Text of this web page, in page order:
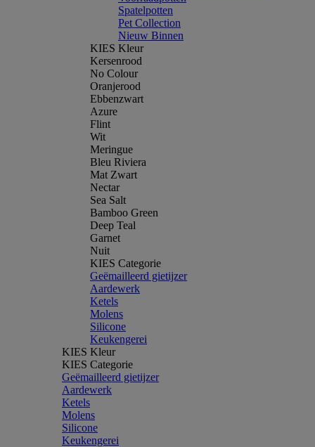
Spatelpotten
Pet Collection
Nieuw Binnen
KIES Kleur
Kersenrood
No Colour
Oranjerood
Ebbenzwart
Azure
Flint
Wit
Meringue
Bleu Riviera
Mat Zwart
Nectar
Sea Salt
Bamboo Green
Deep Teal
Garnet
Nuit
KIES Categorie
Geëmailleerd gietijzer
Aardewerk
Ketels
Molens
Silicone
Keukengerei
KIES Kleur
KIES Categorie
Geëmailleerd gietijzer
Aardewerk
Ketels
Molens
Silicone
Keukengerei